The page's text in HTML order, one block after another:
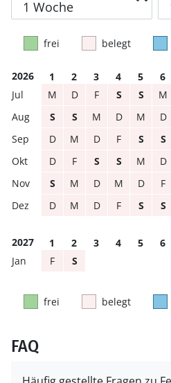
frei belegt
2026 1 2 3 4 5 6
M
D F S S M
S
S M D M D
D
M D F S S
D
F S S M D
S
M D M D F
D
M D F S S
2027 1 2 3 4 5 6
F
S
frei belegt
FAQ